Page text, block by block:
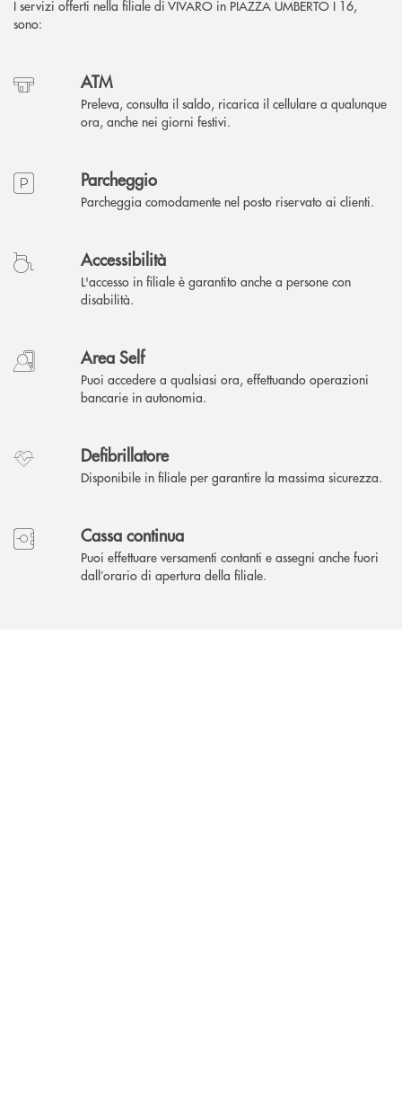
I servizi offerti nella filiale di VIVARO in PIAZZA UMBERTO I 16,
sono:
ATM
Preleva, consulta il saldo, ricarica il cellulare a qualunque
ora, anche nei giorni festivi.
Parcheggio
Parcheggia comodamente nel posto riservato ai clienti.
Accessibilità
L'accesso in filiale è garantito anche a persone con
disabilità.
Area Self
Puoi accedere a qualsiasi ora, effettuando operazioni
bancarie in autonomia.
Defibrillatore
Disponibile in filiale per garantire la massima sicurezza.
Cassa continua
Puoi effettuare versamenti contanti e assegni anche fuori
dall’orario di apertura della filiale.